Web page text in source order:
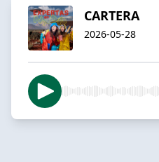
CARTERA
2026-05-28